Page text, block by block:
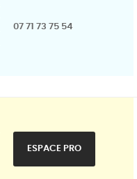
07 71 73 75 54
ESPACE PRO